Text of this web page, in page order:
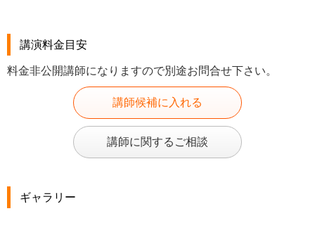
講演料金目安
料金非公開講師になりますので別途お問合せ下さい。
講師候補に入れる
講師に関するご相談
ギャラリー